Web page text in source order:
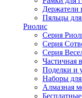
Держатели
Пяльцы
Риолис
Серия
Серия
Серия
Частичная
Поделки и
Наборы для
Алмазная